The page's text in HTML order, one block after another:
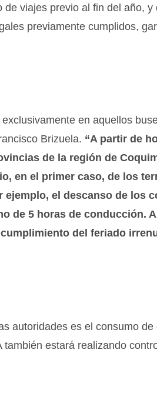
viajes previo al fin del año,
previamente cumplidos,
en aquellos
Brizuela. “A partir de
de la región de
en el primer caso, de los
el descanso de los
de 5 horas de conducción.
del feriado
autoridades es el consumo
estará realizando